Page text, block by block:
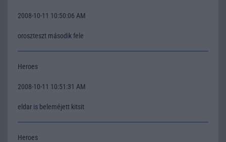
2008-10-11 10:50:06 AM
oroszteszt második fele
Heroes
2008-10-11 10:51:31 AM
eldar is beleméjett kitsit
Heroes